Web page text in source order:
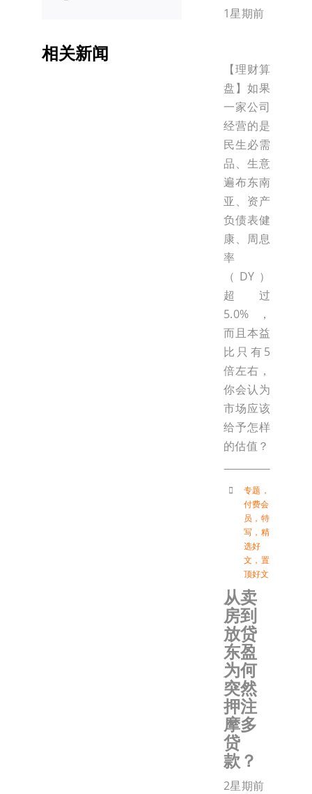
相关新闻
1星期前
【理财算
盘】如果
一家公司
经营的是
民生必需
品、生意
遍布东南
亚、资产
负债表健
康、周息
率
（DY）
超过
5.0%，
而且本益
比只有5
倍左右，
你会认为
市场应该
给予怎样
的估值？
专题 ，
付费会
员 ， 特
写 ， 精
选好
文 ， 置
顶好文
从卖
房到
放贷
东盈
为何
突然
押注
摩多
贷
款？
2星期前